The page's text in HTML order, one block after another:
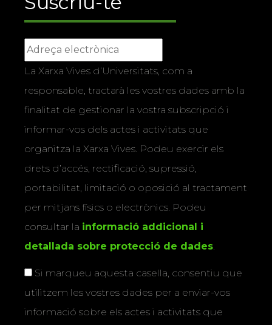
La Xarxa Vives d’Universitats, com a
responsable, tractarà les vostres dades amb la
finalitat de gestionar la vostra subscripció i
informar-vos dels actes i activitats que
organitza la Xarxa Vives. Podeu exercir els
drets d’accés, rectificació, supressió,
portabilitat, limitació o oposició al tractament
per mitjans físics o electrònics. Podeu
consultar la informació addicional i
detallada sobre protecció de dades.
Si marqueu aquesta casella, consentiu que
utilitzem les vostres dades per a enviar-vos
informació sobre els actes i activitats que